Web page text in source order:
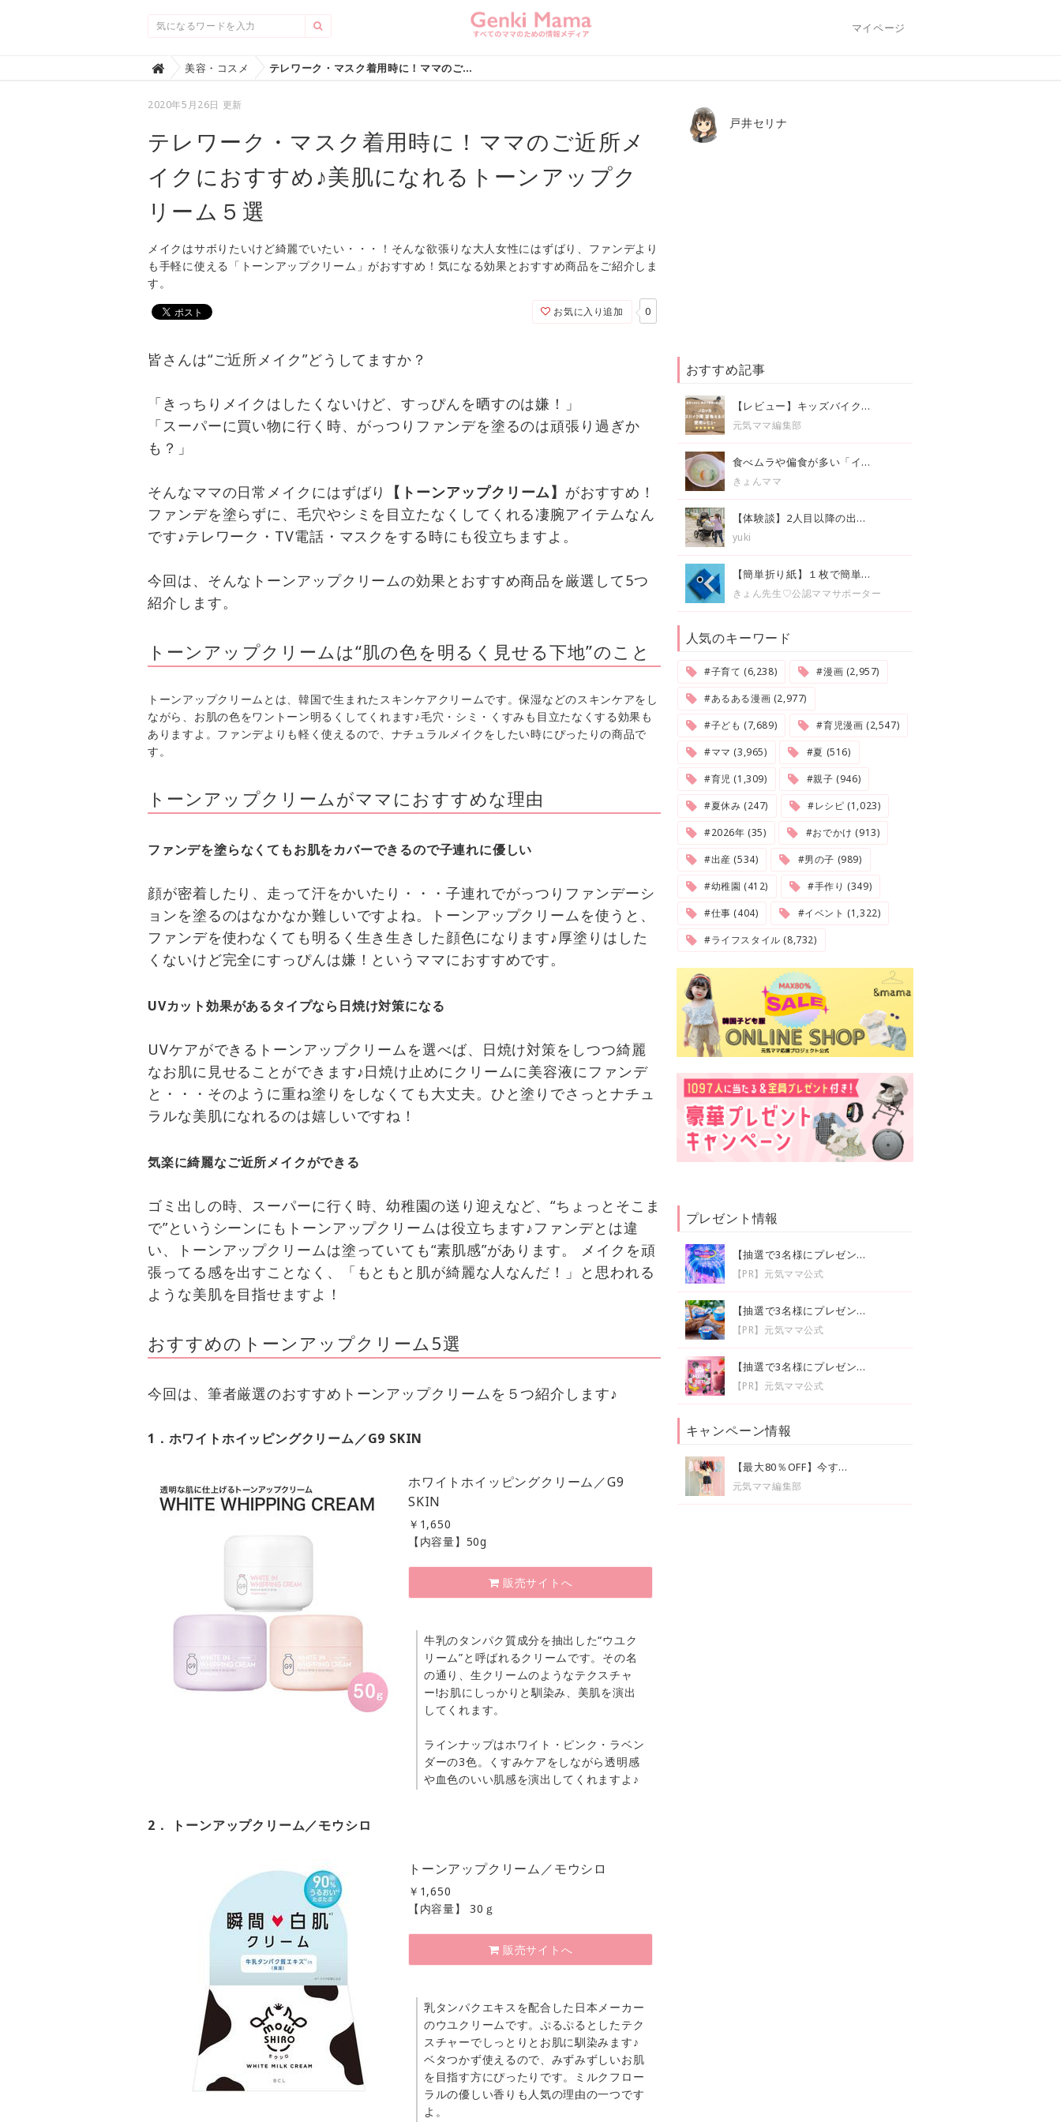
マイページ
Home美容・コスメ テレワーク・マスク着用時に！ママのご近所メイクにおすすめ♪美肌になれるトーンアップクリーム５選
2020年5月26日 更新
テレワーク・マスク着用時に！ママのご近所メ
イクにおすすめ♪美肌になれるトーンアップク
リーム５選
メイクはサボりたいけど綺麗でいたい・・・！そんな欲張りな大人女性にはずばり、ファンデより
も手軽に使える「トーンアップクリーム」がおすすめ！気になる効果とおすすめ商品をご紹介しま
す。
お気に入り追加 0
皆さんは“ご近所メイク”どうしてますか？
「きっちりメイクはしたくないけど、すっぴんを晒すのは嫌！」
「スーパーに買い物に行く時、がっつりファンデを塗るのは頑張り過ぎか
も？」
そんなママの日常メイクにはずばり 【トーンアップクリーム】 がおすすめ！
ファンデを塗らずに、毛穴やシミを目立たなくしてくれる凄腕アイテムなん
です♪テレワーク・TV電話・マスクをする時にも役立ちますよ。
今回は、そんなトーンアップクリームの効果とおすすめ商品を厳選して5つ
紹介します。
トーンアップクリームは“肌の色を明るく見せる下地”のこと
トーンアップクリームとは、韓国で生まれたスキンケアクリームです。保湿などのスキンケアをし
ながら、お肌の色をワントーン明るくしてくれます♪毛穴・シミ・くすみも目立たなくする効果も
ありますよ。ファンデよりも軽く使えるので、ナチュラルメイクをしたい時にぴったりの商品で
す。
トーンアップクリームがママにおすすめな理由
ファンデを塗らなくてもお肌をカバーできるので子連れに優しい
顔が密着したり、走って汗をかいたり・・・子連れでがっつりファンデーシ
ョンを塗るのはなかなか難しいですよね。トーンアップクリームを使うと、
ファンデを使わなくても明るく生き生きした顔色になります♪厚塗りはした
くないけど完全にすっぴんは嫌！というママにおすすめです。
UVカット効果があるタイプなら日焼け対策になる
UVケアができるトーンアップクリームを選べば、日焼け対策をしつつ綺麗
なお肌に見せることができます♪日焼け止めにクリームに美容液にファンデ
と・・・そのように重ね塗りをしなくても大丈夫。ひと塗りでさっとナチュ
ラルな美肌になれるのは嬉しいですね！
気楽に綺麗なご近所メイクができる
ゴミ出しの時、スーパーに行く時、幼稚園の送り迎えなど、“ちょっとそこま
で”というシーンにもトーンアップクリームは役立ちます♪ファンデとは違
い、トーンアップクリームは塗っていても“素肌感”があります。 メイクを頑
張ってる感を出すことなく、「もともと肌が綺麗な人なんだ！」と思われる
ような美肌を目指せますよ！
おすすめのトーンアップクリーム5選
今回は、筆者厳選のおすすめトーンアップクリームを５つ紹介します♪
1．ホワイトホイッピングクリーム／G9 SKIN
ホワイトホイッピングクリーム／G9
SKIN
￥ 1,650
【内容量】50g
販売サイトへ
牛乳のタンパク質成分を抽出した“ウユク
リーム”と呼ばれるクリームです。その名
の通り、生クリームのようなテクスチャ
ー!お肌にしっかりと馴染み、美肌を演出
してくれます。
ラインナップはホワイト・ピンク・ラベン
ダーの3色。くすみケアをしながら透明感
や血色のいい肌感を演出してくれますよ♪
2． トーンアップクリーム／モウシロ
トーンアップクリーム／モウシロ
￥ 1,650
【内容量】 30ｇ
販売サイトへ
乳タンパクエキスを配合した日本メーカー
のウユクリームです。ぷるぷるとしたテク
スチャーでしっとりとお肌に馴染みます♪
ベタつかず使えるので、みずみずしいお肌
を目指す方にぴったりです。ミルクフロー
ラルの優しい香りも人気の理由の一つです
よ。
戸井セリナ
おすすめ記事
【レビュー】キッズバイク...
元気ママ編集部
食べムラや偏食が多い「イ...
きょんママ
【体験談】2人目以降の出...
yuki
【簡単折り紙】１枚で簡単...
きょん先生♡公認ママサポーター
人気のキーワード
#子育て (6,238)
#漫画 (2,957)
#あるある漫画 (2,977)
#子ども (7,689)
#育児漫画 (2,547)
#ママ (3,965)
#夏 (516)
#育児 (1,309)
#親子 (946)
#夏休み (247)
#レシピ (1,023)
#2026年 (35)
#おでかけ (913)
#出産 (534)
#男の子 (989)
#幼稚園 (412)
#手作り (349)
#仕事 (404)
#イベント (1,322)
#ライフスタイル (8,732)
プレゼント情報
【抽選で3名様にプレゼン...
【PR】元気ママ公式
【抽選で3名様にプレゼン...
【PR】元気ママ公式
【抽選で3名様にプレゼン...
【PR】元気ママ公式
キャンペーン情報
【最大80％OFF】今す...
元気ママ編集部